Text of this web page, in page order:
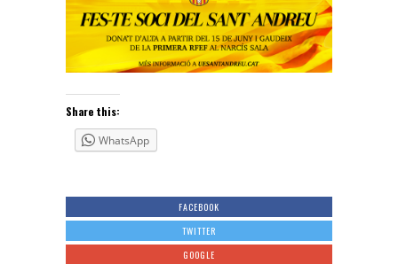
Share this:
WhatsApp
FACEBOOK
TWITTER
GOOGLE